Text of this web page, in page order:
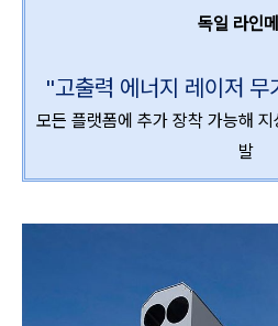
독일 라인
"고출력 에너지 레이저
모든 플랫폼에 추가 장착 가능해
발